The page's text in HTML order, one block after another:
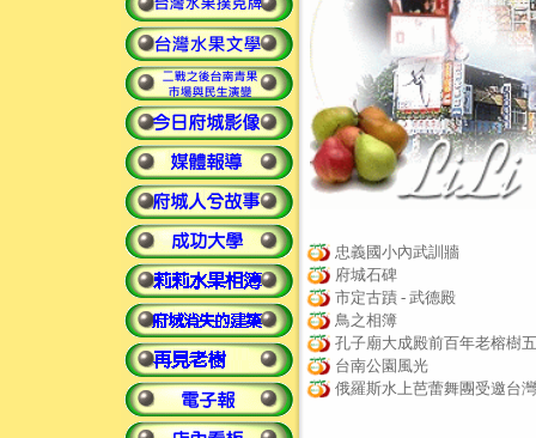
忠義國小內武訓牆
府城石碑
市定古蹟 - 武德殿
鳥之相簿
孔子廟大成殿前百年老榕樹
台南公園風光
俄羅斯水上芭蕾舞團受邀台